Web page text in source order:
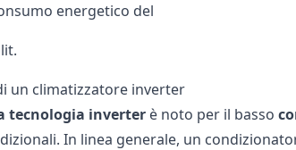
energetico del
un climatizzatore inverter
tecnologia inverterè noto per il basso
In linea generale, un